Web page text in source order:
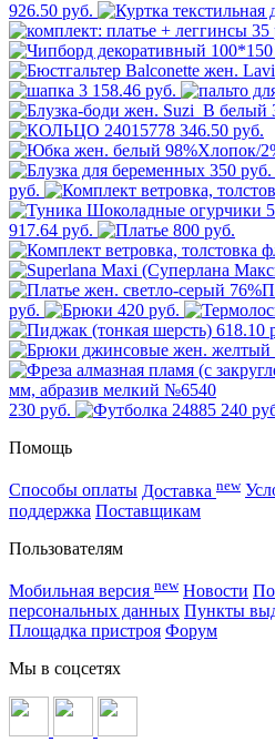
926.50 руб.
35
3 158.46 руб.
346.50 руб.
350 руб.
руб.
917.64 руб.
800 руб.
руб.
420 руб.
618.10
230 руб. 240
Помощь
Способы оплаты Доставка new
поддержка Поставщикам
Пользователям
Мобильная версия new Новости
персональных данных Пункты
Площадка пристроя Форум
Мы в соцсетях